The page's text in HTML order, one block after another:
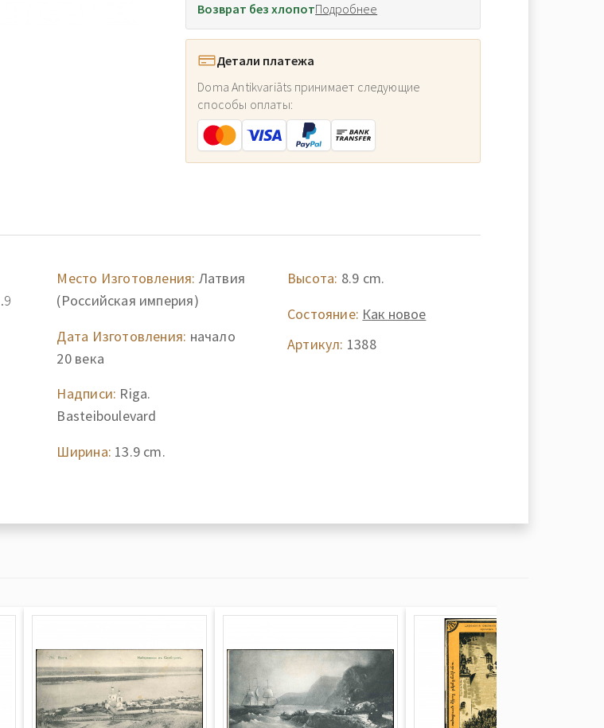
Возврат без хлопотПодробнее
Детали платежа
Doma Antikvariāts принимает следующие
способы оплаты:
Место Изготовления: Латвия
(Российская империя)
Дата Изготовления: начало
20 века
Надписи: Riga.
Basteiboulevard
Ширина: 13.9 cm.
Высота: 8.9 cm.
Состояние: Как новое
Артикул: 1388